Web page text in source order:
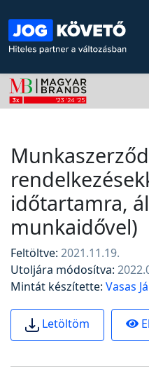
időtartamra,
munkaidővel)
Feltöltve: 2021.11.19.
Utoljára módosítva:
Mintát készítette: Vasas
Letöltöm